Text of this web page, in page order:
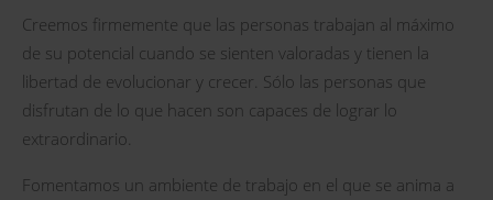
Creemos firmemente que las personas trabajan al máximo
de su potencial cuando se sienten valoradas y tienen la
libertad de evolucionar y crecer. Sólo las personas que
disfrutan de lo que hacen son capaces de lograr lo
extraordinario.
Fomentamos un ambiente de trabajo en el que se anima a